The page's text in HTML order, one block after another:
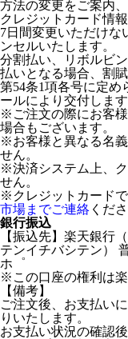
方法の変更をご案内
クレジットカード情
7日間変更いただけな
ンセルいたします。
分割払い、リボルビ
払いとなる場合、割
第54条1項各号に定め
ールにより交付します
※ご注文の際にお客
場合もございます。
※お客様と異なる名
せん。
※決済システム上、
せん。
※クレジットカード
市場までご連絡 くださ
銀行振込
【振込先】楽天銀行
テンイチバシテン）
ホ゜
※この口座の権利は楽
【備考】
ご注文後、お支払い
りいたします。
お支払い状況の確認